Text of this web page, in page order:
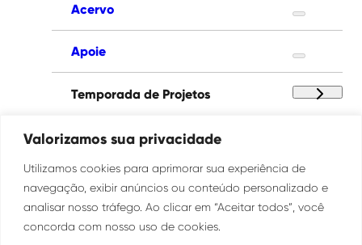
Valorizamos sua privacidade
Utilizamos cookies para aprimorar sua experiência de
navegação, exibir anúncios ou conteúdo personalizado e
analisar nosso tráfego. Ao clicar em “Aceitar todos”, você
concorda com nosso uso de cookies.
Acervo
Apoie
Temporada de Projetos
Paço das Artes
Institucional